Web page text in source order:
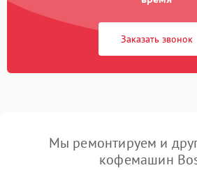
Заказать звонок
Мы ремонтируем и
кофемашин